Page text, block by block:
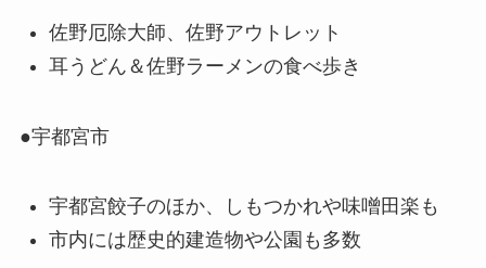
佐野厄除大師、佐野アウトレット
耳うどん＆佐野ラーメンの食べ歩き
●宇都宮市
宇都宮餃子のほか、しもつかれや味噌田楽も
市内には歴史的建造物や公園も多数